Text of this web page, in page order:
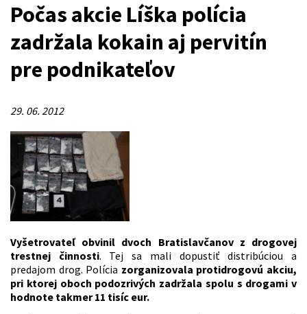
Počas akcie Líška polícia
zadržala kokain aj pervitín
pre podnikateľov
29. 06. 2012
Vyšetrovateľ obvinil dvoch Bratislavčanov z drogovej
trestnej činnosti. Tej sa mali dopustiť distribúciou a
predajom drog. Polícia zorganizovala protidrogovú akciu,
pri ktorej oboch podozrivých zadržala spolu s drogami v
hodnote takmer 11 tisíc eur.